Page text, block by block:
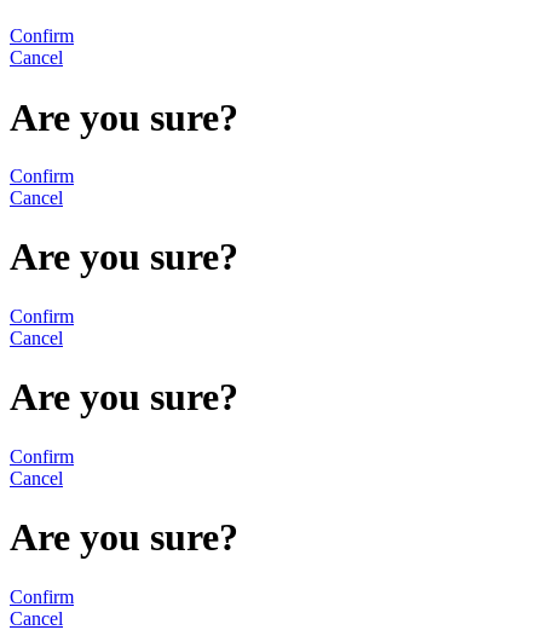
Confirm
Cancel
Are you sure?
Confirm
Cancel
Are you sure?
Confirm
Cancel
Are you sure?
Confirm
Cancel
Are you sure?
Confirm
Cancel